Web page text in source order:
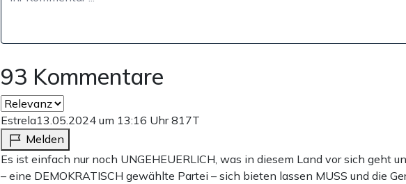
93 Kommentare
Estrela13.05.2024 um 13:16 Uhr817T
Melden
Es ist einfach nur noch UNGEHEUERLICH, was in diesem Land vor sich geht
– eine DEMOKRATISCH gewählte Partei – sich bieten lassen MUSS und die